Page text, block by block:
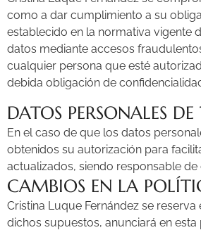
como a dar cumplimiento a su
establecido en la normativa vigente
datos mediante accesos
cualquier persona que esté
debida obligación de
DATOS PERSONALES DE
En el caso de que los datos
obtenidos su autorización para
actualizados, siendo responsable
CAMBIOS EN LA
Cristina Luque Fernández se reserva
dichos supuestos, anunciará en